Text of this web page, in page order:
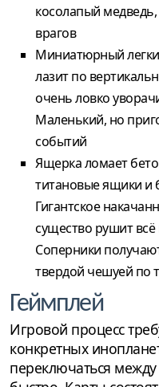
косолапый медведь,
врагов
Миниатюрный
лазит по
очень ловко
Маленький, но
событий
Ящерка ломает
титановые ящики и
Гигантское
существо рушит всё
Соперники
твердой чешуей по
Геймплей
Игровой процесс
конкретных
переключаться